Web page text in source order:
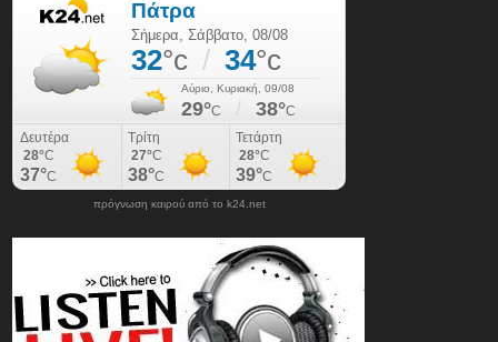
πρόγνωση καιρού από το k24.net